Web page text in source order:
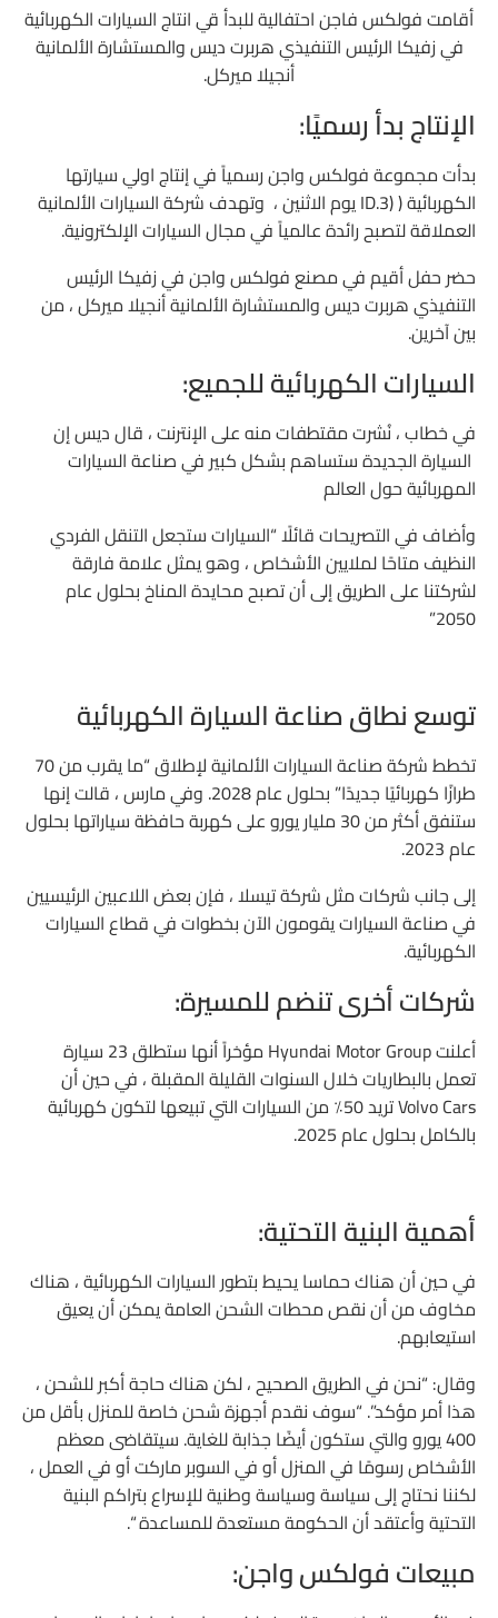
أقامت فولكس فاجن احتفالية للبدأ قي انتاج السيارات الكهربائية
في زفيكا الرئيس التنفيذي هربرت ديس والمستشارة الألمانية
أنجيلا ميركل.
الإنتاج بدأ رسميًا:
بدأت مجموعة فولكس واجن رسمياً في إنتاج اولي سيارتها
الكهربائية ( (ID.3 يوم الاثنين ، وتهدف شركة السيارات الألمانية
العملاقة لتصبح رائدة عالمياً في مجال السيارات الإلكترونية.
حضر حفل أقيم في مصنع فولكس واجن في زفيكا الرئيس
التنفيذي هربرت ديس والمستشارة الألمانية أنجيلا ميركل ، من
بين آخرين.
السيارات الكهربائية للجميع:
في خطاب ، نُشرت مقتطفات منه على الإنترنت ، قال ديس إن
السيارة الجديدة ستساهم بشكل كبير في صناعة السيارات
المهربائية حول العالم
وأضاف في التصريحات قائلًا “السيارات ستجعل التنقل الفردي
النظيف متاحًا لملايين الأشخاص ، وهو يمثل علامة فارقة
لشركتنا على الطريق إلى أن تصبح محايدة المناخ بحلول عام
2050”
توسع نطاق صناعة السيارة الكهربائية
تخطط شركة صناعة السيارات الألمانية لإطلاق “ما يقرب من 70
طرازًا كهربائيًا جديدًا” بحلول عام 2028. وفي مارس ، قالت إنها
ستنفق أكثر من 30 مليار يورو على كهربة حافظة سياراتها بحلول
عام 2023.
إلى جانب شركات مثل شركة تيسلا ، فإن بعض اللاعبين الرئيسيين
في صناعة السيارات يقومون الآن بخطوات في قطاع السيارات
الكهربائية.
شركات أخرى تنضم للمسيرة:
أعلنت Hyundai Motor Group مؤخراً أنها ستطلق 23 سيارة
تعمل بالبطاريات خلال السنوات القليلة المقبلة ، في حين أن
Volvo Cars تريد 50٪ من السيارات التي تبيعها لتكون كهربائية
بالكامل بحلول عام 2025.
أهمية البنية التحتية:
في حين أن هناك حماسا يحيط بتطور السيارات الكهربائية ، هناك
مخاوف من أن نقص محطات الشحن العامة يمكن أن يعيق
استيعابهم.
وقال: “نحن في الطريق الصحيح ، لكن هناك حاجة أكبر للشحن ،
هذا أمر مؤكد”. “سوف نقدم أجهزة شحن خاصة للمنزل بأقل من
400 يورو والتي ستكون أيضًا جذابة للغاية. سيتقاضى معظم
الأشخاص رسومًا في المنزل أو في السوبر ماركت أو في العمل ،
لكننا نحتاج إلى سياسة وسياسة وطنية للإسراع بتراكم البنية
التحتية وأعتقد أن الحكومة مستعدة للمساعدة “.
مبيعات فولكس واجن: